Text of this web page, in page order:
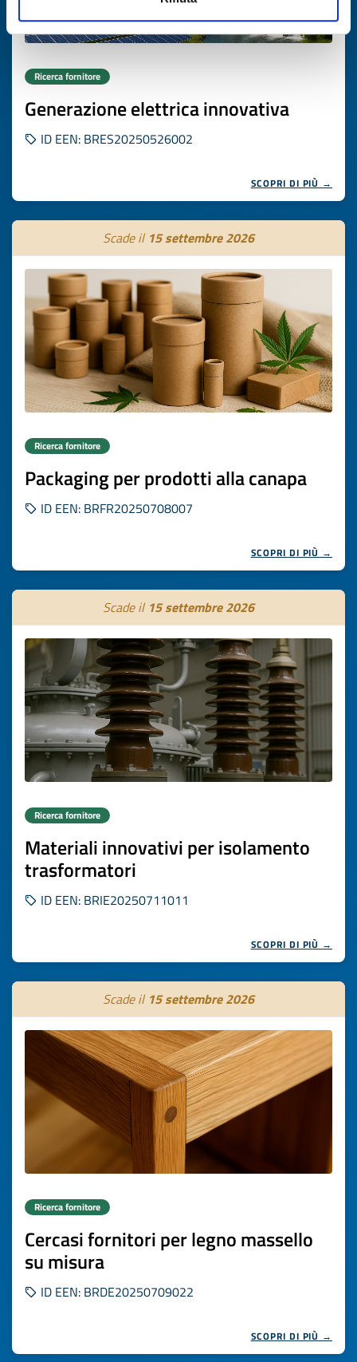
Ricerca fornitore
Generazione elettrica innovativa
ID EEN: BRES20250526002
SCOPRI DI PIÙ →
Scade il 15 settembre 2026
Ricerca fornitore
Packaging per prodotti alla canapa
ID EEN: BRFR20250708007
SCOPRI DI PIÙ →
Scade il 15 settembre 2026
Ricerca fornitore
Materiali innovativi per isolamento
trasformatori
ID EEN: BRIE20250711011
SCOPRI DI PIÙ →
Scade il 15 settembre 2026
Ricerca fornitore
Cercasi fornitori per legno massello
su misura
ID EEN: BRDE20250709022
SCOPRI DI PIÙ →